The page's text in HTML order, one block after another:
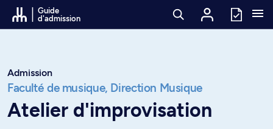
Passer au contenu
Guide
d'admission
Admission
Faculté de musique, Direction Musique
Atelier d'improvisation